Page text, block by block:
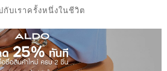
กับเราครั้งหนึ่งในชีวิต